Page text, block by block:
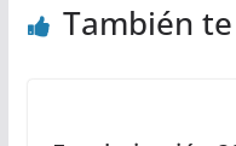
También